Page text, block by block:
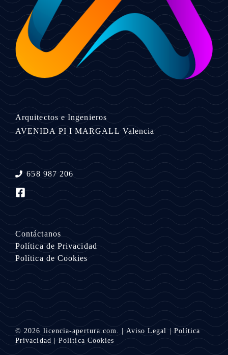
Arquitectos e Ingenieros
AVENIDA PI I MARGALL Valencia
658 987 206
Contáctanos
Política de Privacidad
Política de Cookies
© 2026 licencia-apertura.com. | Aviso Legal | Política
Privacidad |Política Cookies